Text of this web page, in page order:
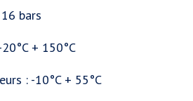
bars
+ 150°C
: -10°C + 55°C